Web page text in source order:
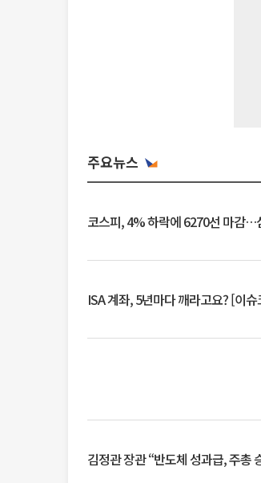
주요뉴스
코스피, 4% 하락에 6270선 마감…
ISA 계좌, 5년마다 깨라고요? [이
김정관 장관 “반도체 성과급, 주총